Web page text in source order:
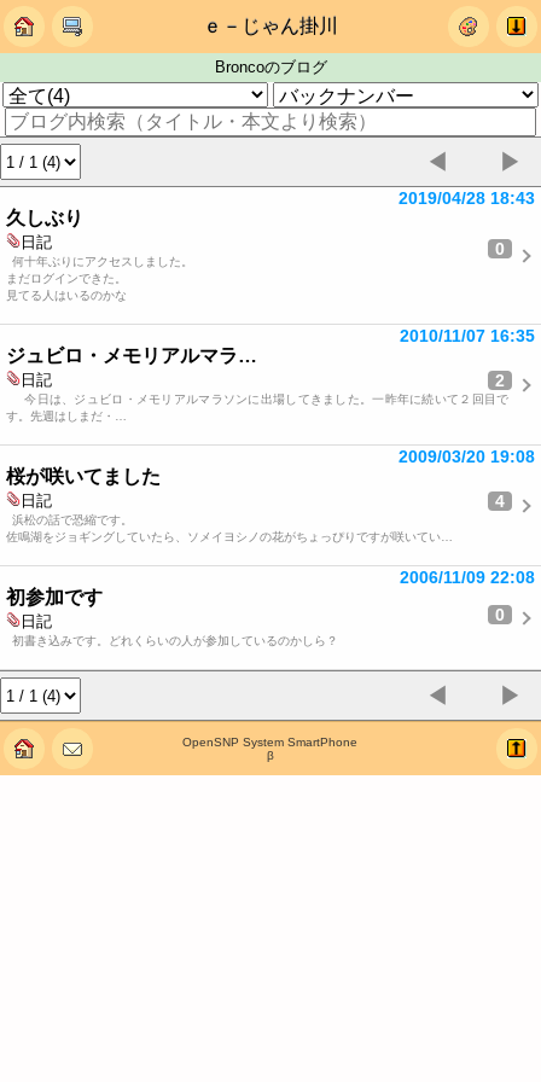
ｅ－じゃん掛川
Broncoのブログ
◀ ▶
久しぶり
2019/04/28 18:43
日記 0
何十年ぶりにアクセスしました。
まだログインできた。
見てる人はいるのかな
ジュビロ・メモリアルマラ…
2010/11/07 16:35
日記 2
今日は、ジュビロ・メモリアルマラソンに出場してきました。一昨年に続いて２回目で
す。先週はしまだ・…
桜が咲いてました
2009/03/20 19:08
日記 4
浜松の話で恐縮です。
佐鳴湖をジョギングしていたら、ソメイヨシノの花がちょっぴりですが咲いてい…
初参加です
2006/11/09 22:08
日記 0
初書き込みです。どれくらいの人が参加しているのかしら？
◀ ▶
OpenSNP System SmartPhone
β